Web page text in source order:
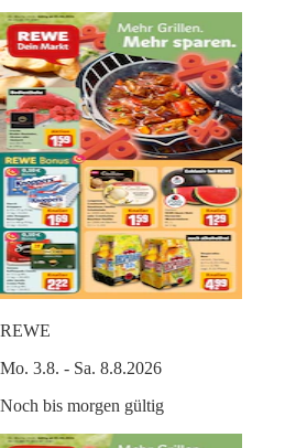
REWE
Mo. 3.8. - Sa. 8.8.2026
Noch bis morgen gültig